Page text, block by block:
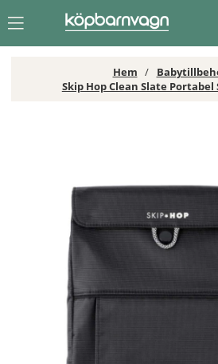
Hem
Skip Hop Clean Slate